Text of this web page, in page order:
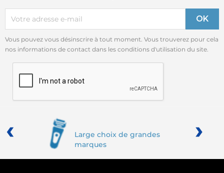
Vous pouvez vous désinscrire à tout moment. Vous trouverez pour cela
nos informations de contact dans les conditions d'utilisation du site.
Large choix de grandes
marques
‹ ›